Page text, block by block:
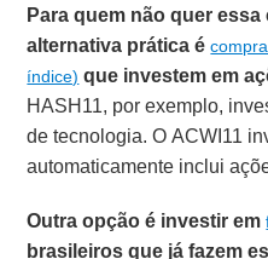
Para quem não quer
alternativa prática é
índice) que investem em
HASH11, por exemplo,
de tecnologia. O ACWI11
automaticamente inclui
Outra opção é investir em
brasileiros que já fazem